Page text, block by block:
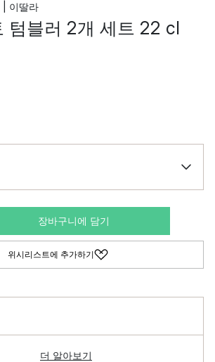
| 이딸라
텀블러 2개 세트 22 cl
장바구니에 담기
위시리스트에 추가하기
더 알아보기